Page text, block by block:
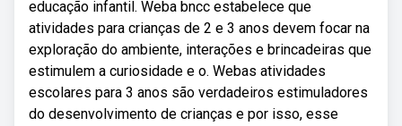
educação infantil. Weba bncc estabelece que
atividades para crianças de 2 e 3 anos devem focar na
exploração do ambiente, interações e brincadeiras que
estimulem a curiosidade e o. Webas atividades
escolares para 3 anos são verdadeiros estimuladores
do desenvolvimento de crianças e por isso, esse